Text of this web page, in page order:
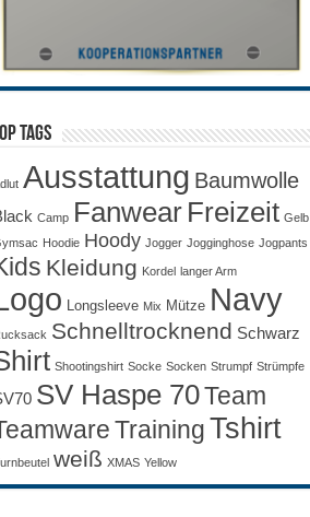
Tags
Ausstattung Baumwolle
Camp Fanwear Freizeit Gelb
Hoodie Hoody Jogger Jogginghose Jogpants
Kleidung Kordel langer Arm
Longsleeve Mix Mütze Navy
Schnelltrocknend Schwarz
Shootingshirt Socke Socken Strumpf Strümpfe
SV Haspe 70Team
TrainingTshirt
weiß XMAS Yellow